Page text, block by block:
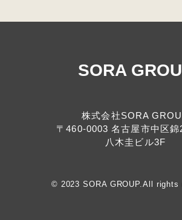
SORA
株式会社SORA
〒460-0003 名古屋市中区
八木圭ビル3F
© 2023 SORA GROUP.All rights